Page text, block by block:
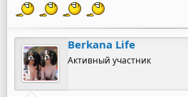
Berkana Life
Активный участник